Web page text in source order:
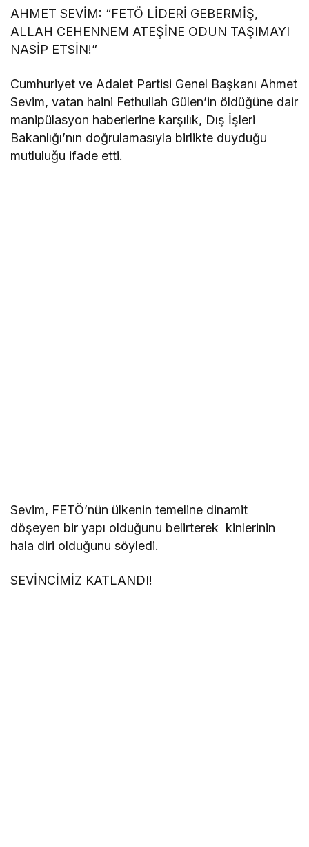
AHMET SEVİM: “FETÖ LİDERİ GEBERMİŞ,
ALLAH CEHENNEM ATEŞİNE ODUN TAŞIMAYI
NASİP ETSİN!”
Cumhuriyet ve Adalet Partisi Genel Başkanı Ahmet
Sevim, vatan haini Fethullah Gülen’in öldüğüne dair
manipülasyon haberlerine karşılık, Dış İşleri
Bakanlığı’nın doğrulamasıyla birlikte duyduğu
mutluluğu ifade etti.
Sevim, FETÖ’nün ülkenin temeline dinamit
döşeyen bir yapı olduğunu belirterek kinlerinin
hala diri olduğunu söyledi.
SEVİNCİMİZ KATLANDI!